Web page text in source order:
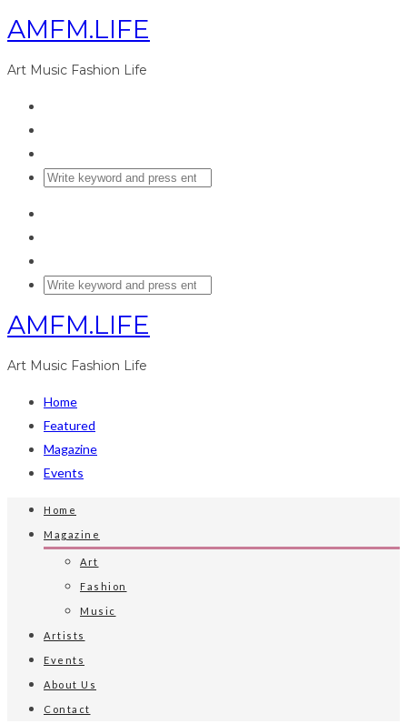
AMFM.LIFE
Art Music Fashion Life
AMFM.LIFE
Art Music Fashion Life
Home
Featured
Magazine
Events
Home
Magazine
Art
Fashion
Music
Artists
Events
About Us
Contact